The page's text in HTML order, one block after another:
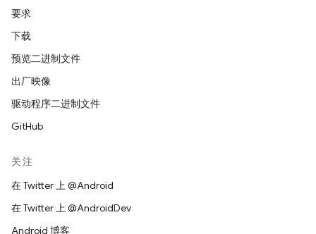
要求
下载
预览二进制文件
出厂映像
驱动程序二进制文件
GitHub
关注
在 Twitter 上 @Android
在 Twitter 上 @AndroidDev
Android 博客